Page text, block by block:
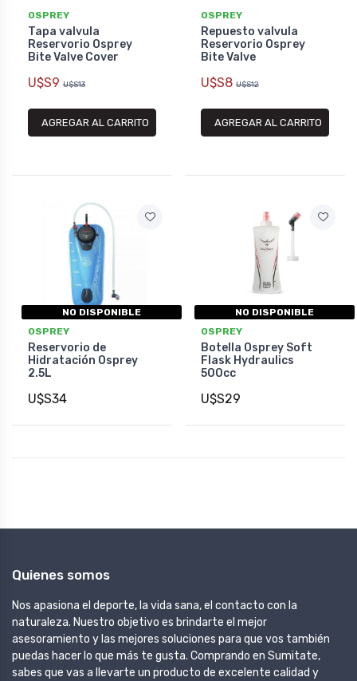
OSPREY
Tapa valvula
Reservorio Osprey
Bite Valve Cover
U$S9 U$S13
AGREGAR AL CARRITO
OSPREY
Repuesto valvula
Reservorio Osprey
Bite Valve
U$S8 U$S12
AGREGAR AL CARRITO
NO DISPONIBLE
OSPREY
Reservorio de
Hidratación Osprey
2.5L
U$S34
NO DISPONIBLE
OSPREY
Botella Osprey Soft
Flask Hydraulics
500cc
U$S29
Quienes somos
Nos apasiona el deporte, la vida sana, el contacto con la
naturaleza. Nuestro objetivo es brindarte el mejor
asesoramiento y las mejores soluciones para que vos también
puedas hacer lo que más te gusta. Comprando en Sumitate,
sabes que vas a llevarte un producto de excelente calidad y